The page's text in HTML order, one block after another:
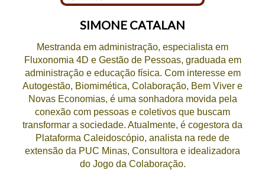
SIMONE CATALAN
Mestranda em administração, especialista em
Fluxonomia 4D e Gestão de Pessoas, graduada em
administração e educação física. Com interesse em
Autogestão, Biomimética, Colaboração, Bem Viver e
Novas Economias, é uma sonhadora movida pela
conexão com pessoas e coletivos que buscam
transformar a sociedade. Atualmente, é cogestora da
Plataforma Caleidoscópio, analista na rede de
extensão da PUC Minas, Consultora e idealizadora
do Jogo da Colaboração.